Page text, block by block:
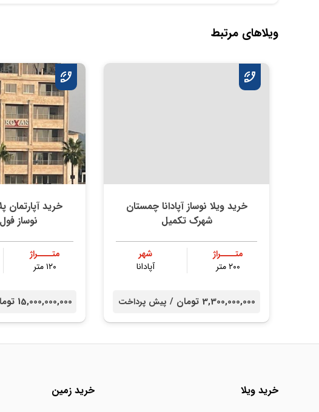
ویلاهای مرتبط
خرید ویلا نوساز آپادانا چمستان
شهرک تکمیل
متــــراژ
۲۰۰ متر
شهر
آپادانا
3,300,000,000 تومان / پیش پرداخت
خرید
نوساز
متــــراژ
۱۲۰ متر
15,000,000,000 تومان /
خرید ویلا خرید زمین